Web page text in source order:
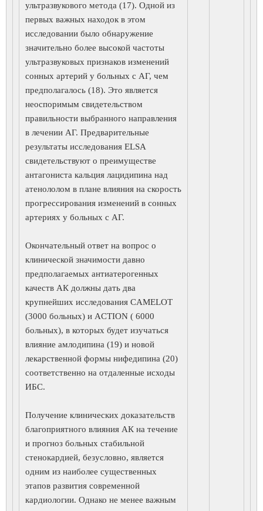
ультразвукового метода (17). Одной из
первых важных находок в этом
исследовании было обнаружение
значительно более высокой частоты
ультразвуковых признаков изменений
сонных артерий у больных с АГ, чем
предполагалось (18). Это является
неоспоримым свидетельством
правильности выбранного направления
в лечении АГ. Предварительные
результаты исследования ELSA
свидетельствуют о преимуществе
антагониста кальция лацидипина над
атенололом в плане влияния на скорость
прогрессирования изменений в сонных
артериях у больных с АГ.
Окончательный ответ на вопрос о
клинической значимости давно
предполагаемых антиатерогенных
качеств АК должны дать два
крупнейших исследования CAMELOT
(3000 больных) и ACTION ( 6000
больных), в которых будет изучаться
влияние амлодипина (19) и новой
лекарственной формы нифедипина (20)
соответственно на отдаленные исходы
ИБС.
Получение клинических доказательств
благоприятного влияния АК на течение
и прогноз больных стабильной
стенокардией, безусловно, является
одним из наиболее существенных
этапов развития современной
кардиологии. Однако не менее важным